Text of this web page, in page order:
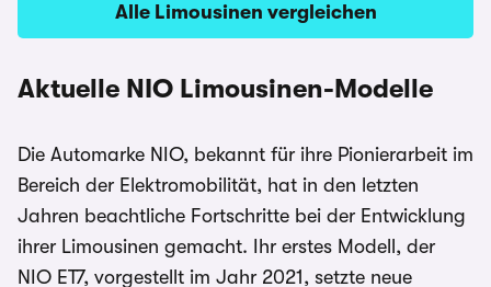
Alle Limousinen vergleichen
Aktuelle NIO Limousinen-Modelle
Die Automarke NIO, bekannt für ihre Pionierarbeit im
Bereich der Elektromobilität, hat in den letzten
Jahren beachtliche Fortschritte bei der Entwicklung
ihrer Limousinen gemacht. Ihr erstes Modell, der
NIO ET7, vorgestellt im Jahr 2021, setzte neue